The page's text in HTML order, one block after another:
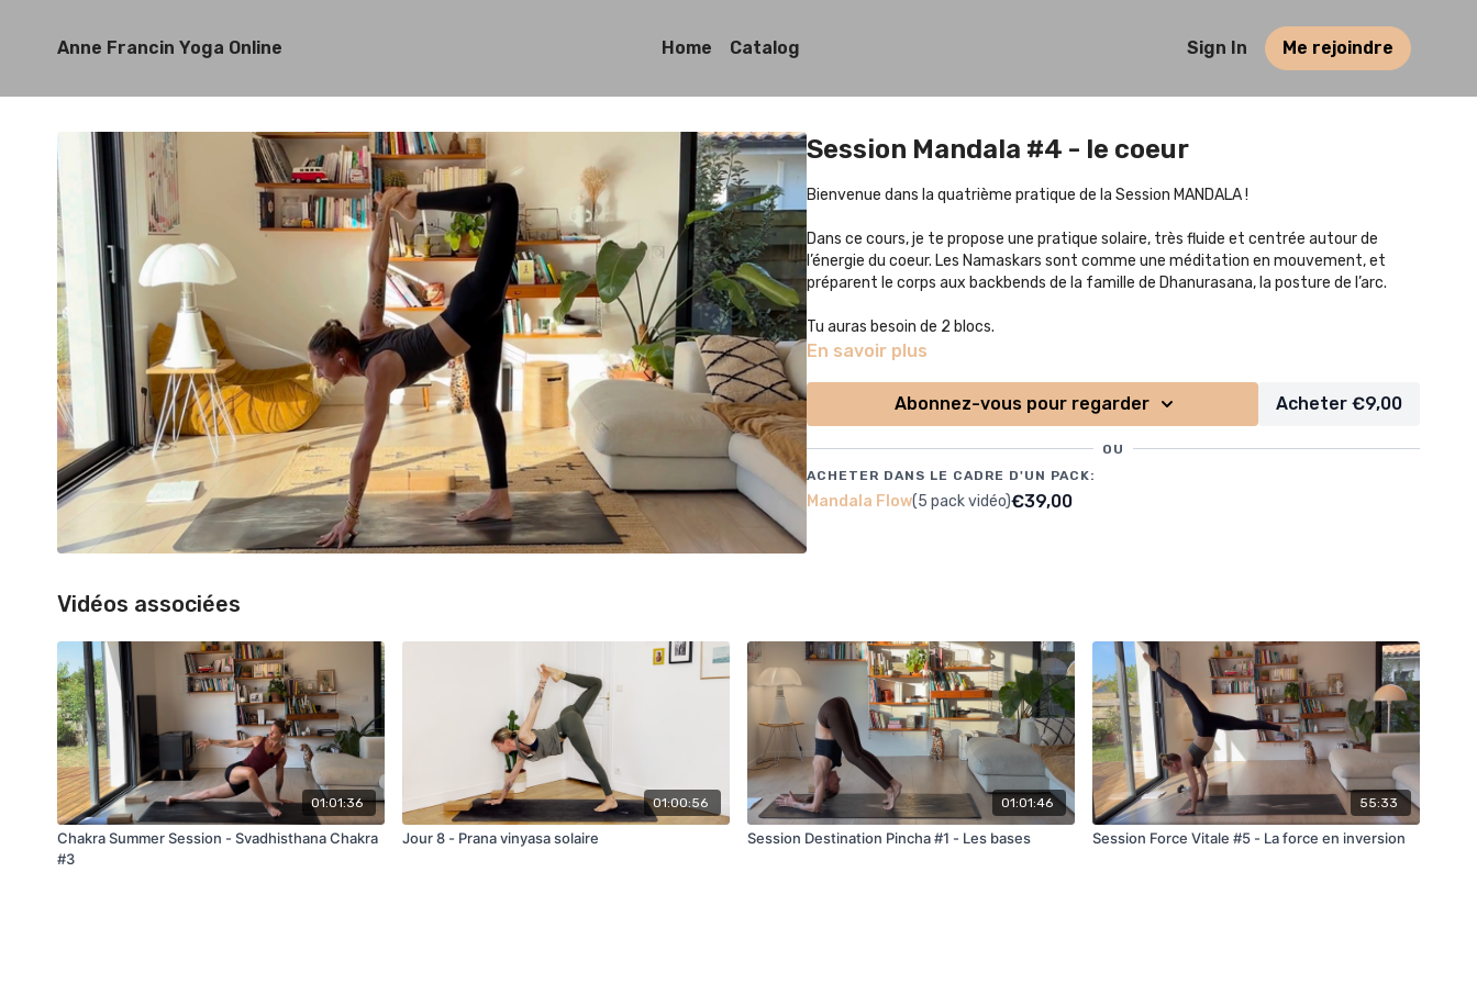
Anne Francin Yoga Online Home Catalog Sign In Me rejoindre
Session Mandala #4 - le coeur
Bienvenue dans la quatrième pratique de la Session MANDALA !
Dans ce cours, je te propose une pratique solaire, très fluide et centrée autour de
l’énergie du coeur. Les Namaskars sont comme une méditation en mouvement, et
préparent le corps aux backbends de la famille de Dhanurasana, la posture de l’arc.
Tu auras besoin de 2 blocs.
En savoir plus
Abonnez-vous pour regarder Acheter €9,00
OU
ACHETER DANS LE CADRE D'UN PACK:
Mandala Flow(5 pack vidéo)€39,00
Vidéos associées
01:01:36
Chakra Summer Session - Svadhisthana Chakra
#3
01:00:56
Jour 8 - Prana vinyasa solaire
01:01:46
Session Destination Pincha #1 - Les bases
55:33
Session Force Vitale #5 - La force en inversion